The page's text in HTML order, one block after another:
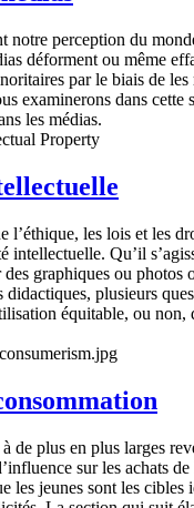
notre perception du
déforment ou même
par le biais de les
examinerons dans cette
les médias.
l’éthique, les lois et les
intellectuelle. Qu’il
graphiques ou photos
didactiques, plusieurs
équitable, ou non,
de plus en plus larges
sur les achats
les jeunes sont les cibles